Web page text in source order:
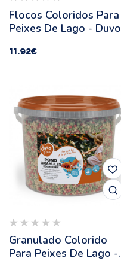
Flocos Coloridos Para
Peixes De Lago - Duvo
11.92€
Granulado Colorido
Para Peixes De Lago -